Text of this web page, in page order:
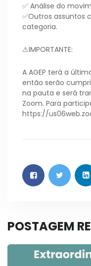
✅ Análise do
✅Outros assuntos
categoria.
⚠IMPORTANTE:
A AGEP terá a
então serão
na pauta e será
Zoom. Para
https://
POSTAGEM